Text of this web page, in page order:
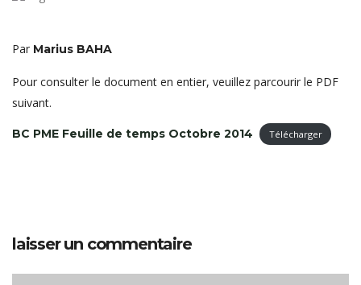
Par Marius BAHA
Pour consulter le document en entier, veuillez parcourir le PDF
suivant.
BC PME Feuille de temps Octobre 2014 Télécharger
laisser un commentaire